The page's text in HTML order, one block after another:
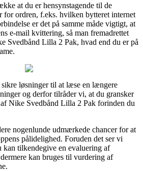
at du er hensynstagende til de
ordren, f.eks. hvilken bytteret internet
er det på samme måde vigtigt, at
e-mail kvittering, så man fremadrettet
Svedbånd Lilla 2 Pak, hvad end du er på
løsninger til at læse en længere
og derfor tilråder vi, at du gransker
Nike Svedbånd Lilla 2 Pak forinden du
nogenlunde udmærkede chancer for at
pålidelighed. Foruden det ser vi
kan tilkendegive en evaluering af
kan bruges til vurdering af